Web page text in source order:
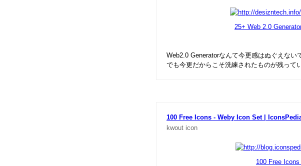
25+ Web 2.0
Web2.0 Generatorなんて今更感はぬぐえない
でも今更だからこそ洗練されたものが残って
100 Free Icons - Weby Icon Set |
kwout icon
100 Free